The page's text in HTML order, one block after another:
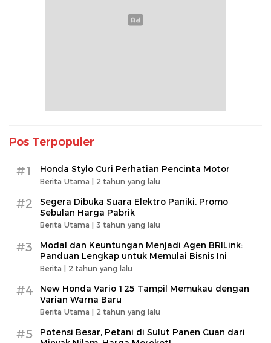
Pos Terpopuler
#1 Honda Stylo Curi Perhatian Pencinta Motor
Berita Utama | 2 tahun yang lalu
#2
Segera Dibuka Suara Elektro Paniki, Promo
Sebulan Harga Pabrik
Berita Utama | 3 tahun yang lalu
#3
Modal dan Keuntungan Menjadi Agen BRILink:
Panduan Lengkap untuk Memulai Bisnis Ini
Berita | 2 tahun yang lalu
#4
New Honda Vario 125 Tampil Memukau dengan
Varian Warna Baru
Berita Utama | 2 tahun yang lalu
#5
Potensi Besar, Petani di Sulut Panen Cuan dari